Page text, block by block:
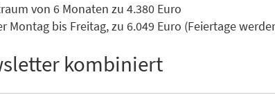
von 6 Monaten zu 4.380 Euro
Montag bis Freitag, zu 6.049 Euro (Feiertage
kombiniert